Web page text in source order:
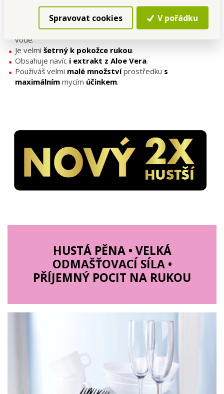
Spravovat cookies V pořádku
Stačí malé množství gelu. Mávysokou odmašťovací
schopnosta jeúčinný v odstraňování zaschlého
připálenin. Krémovástabilní pěnai ve tvrdé
vodě.
Je velmi šetrný k pokožce rukou.
Obsahuje navíc i extrakt z Aloe Vera.
Používáš velmi malé množstvíprostředku s
maximálním mycím účinkem.
HUSTÁ PĚNA • VELKÁ
ODMAŠŤOVACÍ SÍLA •
PŘÍJEMNÝ POCIT NA RUKOU